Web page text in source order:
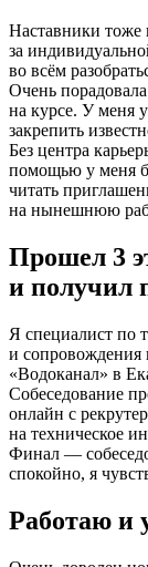
Наставники тоже
за
во всём
Очень
на курсе. У меня
закрепить
Без центра
помощью у меня
читать
на нынешнюю
Прошел 3
и получил
Я специалист по
и
«Водоканал» в
Собеседование
онлайн с
на техническое
Финал —
спокойно, я
Работаю и